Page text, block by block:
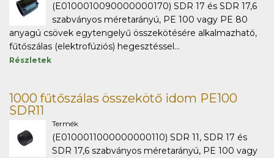
(E0100010090000000170) SDR 17 és SDR 17,6
szabványos méretarányú, PE 100 vagy PE 80
anyagú csövek egytengelyű összekötésére alkalmazható,
fűtőszálas (elektrofúziós) hegesztéssel...
Részletek
1000 fűtőszálas összekötő idom PE100
SDR11
Termék
(E0100011000000000110) SDR 11, SDR 17 és
SDR 17,6 szabványos méretarányú, PE 100 vagy